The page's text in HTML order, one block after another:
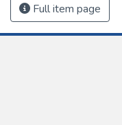
Full item page